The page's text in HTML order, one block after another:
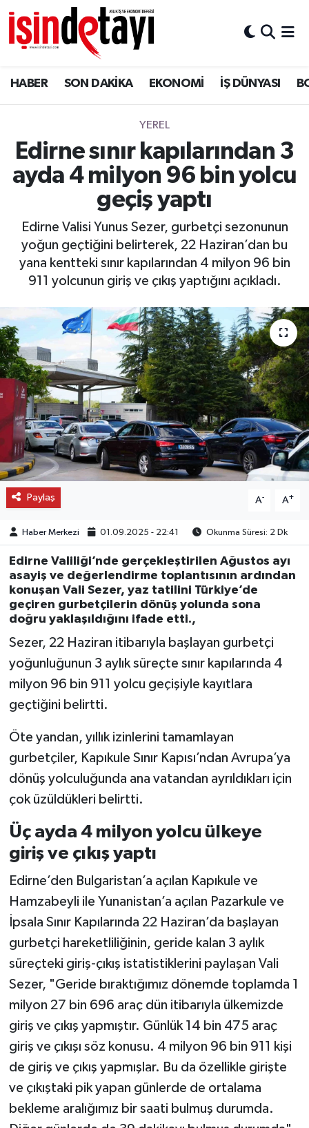
HABER SON DAKİKA EKONOMİ İŞ DÜNYASI
YEREL
Edirne sınır kapılarından 3
ayda 4 milyon 96 bin yolcu
geçiş yaptı
Edirne Valisi Yunus Sezer, gurbetçi sezonunun
yoğun geçtiğini belirterek, 22 Haziran’dan bu
yana kentteki sınır kapılarından 4 milyon 96 bin
911 yolcunun giriş ve çıkış yaptığını açıkladı.
Paylaş A- A+
Haber Merkezi 01.09.2025 - 22:41 Okunma Süresi: 2 Dk
Edirne Valiliği’nde gerçekleştirilen Ağustos ayı
asayiş ve değerlendirme toplantısının ardından
konuşan Vali Sezer, yaz tatilini Türkiye’de
geçiren gurbetçilerin dönüş yolunda sona
doğru yaklaşıldığını ifade etti.,
Sezer, 22 Haziran itibarıyla başlayan gurbetçi
yoğunluğunun 3 aylık süreçte sınır kapılarında 4
milyon 96 bin 911 yolcu geçişiyle kayıtlara
geçtiğini belirtti.
Öte yandan, yıllık izinlerini tamamlayan
gurbetçiler, Kapıkule Sınır Kapısı’ndan Avrupa’ya
dönüş yolculuğunda ana vatandan ayrıldıkları için
çok üzüldükleri belirtti.
Üç ayda 4 milyon yolcu ülkeye
giriş ve çıkış yaptı
Edirne’den Bulgaristan’a açılan Kapıkule ve
Hamzabeyli ile Yunanistan’a açılan Pazarkule ve
İpsala Sınır Kapılarında 22 Haziran’da başlayan
gurbetçi hareketliliğinin, geride kalan 3 aylık
süreçteki giriş-çıkış istatistiklerini paylaşan Vali
Sezer, "Geride bıraktığımız dönemde toplamda 1
milyon 27 bin 696 araç dün itibarıyla ülkemizde
giriş ve çıkış yapmıştır. Günlük 14 bin 475 araç
giriş ve çıkışı söz konusu. 4 milyon 96 bin 911 kişi
de giriş ve çıkış yapmışlar. Bu da özellikle girişte
ve çıkıştaki pik yapan günlerde de ortalama
bekleme aralığımız bir saati bulmuş durumda.
DÜNYA
Eğitim
ENERJİ HABERİ
GAYRİMENKUL
HABER
LOJİSTİK
OTO DETAY
SAĞLIK
SON DAKİKA
SPOR
FİNANS
Nöbetçi Eczaneler
Hava Durumu
İstanbul Namaz Vakitleri
Trafik Durumu
Süper Lig Puan Durumu ve Fikstür
Tüm Manşetler
Son Dakika Haberleri